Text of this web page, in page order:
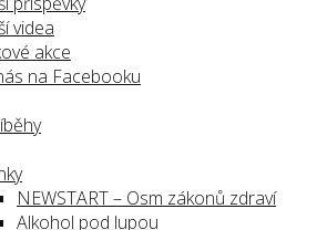
videa
akce
na Facebooku
NEWSTART – Osm zákonů zdraví
Alkohol pod lupou